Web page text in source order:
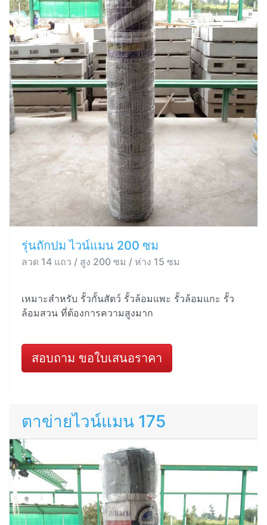
รุ่นถักปม ไวน์แมน 200 ซม
ลวด 14 แถว / สูง 200 ซม / ห่าง 15 ซม
เหมาะสำหรับ รั้วกั้นสัตว์ รั้วล้อมแพะ รั้วล้อมแกะ รั้ว
ล้อมสวน ที่ต้องการความสูงมาก
สอบถาม ขอใบเสนอราคา
ตาข่ายไวน์แมน 175